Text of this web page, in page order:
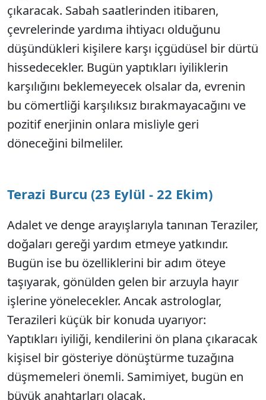
çıkaracak. Sabah saatlerinden itibaren,
çevrelerinde yardıma ihtiyacı olduğunu
düşündükleri kişilere karşı içgüdüsel bir dürtü
hissedecekler. Bugün yaptıkları iyiliklerin
karşılığını beklemeyecek olsalar da, evrenin
bu cömertliği karşılıksız bırakmayacağını ve
pozitif enerjinin onlara misliyle geri
döneceğini bilmeliler.
Terazi Burcu (23 Eylül - 22 Ekim)
Adalet ve denge arayışlarıyla tanınan Teraziler,
doğaları gereği yardım etmeye yatkındır.
Bugün ise bu özelliklerini bir adım öteye
taşıyarak, gönülden gelen bir arzuyla hayır
işlerine yönelecekler. Ancak astrologlar,
Terazileri küçük bir konuda uyarıyor:
Yaptıkları iyiliği, kendilerini ön plana çıkaracak
kişisel bir gösteriye dönüştürme tuzağına
düşmemeleri önemli. Samimiyet, bugün en
büyük anahtarları olacak.